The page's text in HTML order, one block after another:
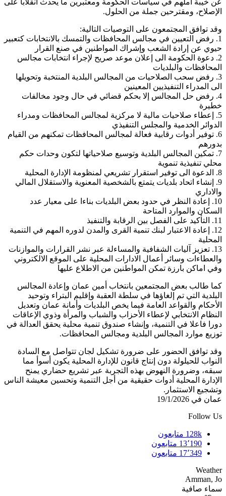
الإصلاح، ومقترحين جملة من الحلول.
وقد توافق المجتمعون على التوصيات التالية:
1. رفض التعيين في مجالس المحافظات والتمسك بالانتخابات كتعبير
حيوي عن إرادة الشعب وإشراك المواطنين في صنع القرار
2. دعوة الحكومة الى إعلان موعد صريح لإجراء انتخابات مجالس
المحافظات والبلديات
3. رفض سحب الصلاحيات من المجالس البلدية المنتخبة وتحويلها
الى المدراء التنفيذيين المعينين
4. رفض حل المجالس إلا بحكم قضائي في حال وجود مخالفات
خطيرة
5. إعطاء صلاحيات مالية لا مركزية لمجالس المحافظات ومدراء
الدوائر الخدمية والمجلس التنفيذي
6. توفير أدوات رقابية فعالة لمجالس المحافظات تمكنهم من القيام
بدورهم
7. تمكين المجالس البلدية وتوسيع صلاحياتها لتكون وحدات حكم
محلي تنفيذية تنموية
8. الدعوة الى توفير استقرار تشريعي لمنظومة الإدارة المحلية
9. إنشاء اتحاد بلديات يتمتع بالشخصية المعنوية والاستقلال المالي
والاداري
10. إعادة النظر في حدود بعض البلديات بناءا على معيار عدد
السكان والموارد المتاحة
11. التأكيد على الفصل بين الرقابة والتنفيذ
12. إعادة الاعتبار لبنك تنمية القرى والمدن لدوره المهم في التنمية
المحلية
13. تعزيز آليات الشفافية والمساءلة عبر نشر القرارات والموازنات
والعطاءات وسائر أعمال الادارات المحلية على الموقع الالكتروني
وفي اماكن بارزة تمكن المواطنين من الاطلاع عليها
كما طالب بعض المجتمعين بانتخاب أمين عمان وإعادة المجالس
البلدية التي تم إلغاؤها في سلطة العقبة وإقليم البتراء وتوحيد
الأحكام والقواعد العامة فيما يخص البلديات وأمانة عمان وتعديل
النظام الانتخابي لإعطاء الأحزاب والشباب والمرأة وذوي الإعاقات
دورا فاعلا في التنمية، وإنشاء صندوق تنمية محلية يحقق العدالة في
توزيع موارد المجالس البلدية ومجالس المحافظات.
وقد توافق الحضور على ضرورة تشكيل لجان تتواصل مع السادة
النواب للحيلولة دون إنتاج قانون للإدارة المحلية يكون أسوأ مما
سبقه، وضرورة النهوض بهذه التجربة عبر تشريع حضاري يمنح
الإدارة المحلية أدوات حقيقية من أجل التنمية وتحسين معيشة الناس
وتشجيع الاستثمار.
عمان في 19/1/2026
Follow Us
128k متابعون
13٬190 متابعون
17٬349 متابعون
Weather
Amman, Jo
سماء صافية